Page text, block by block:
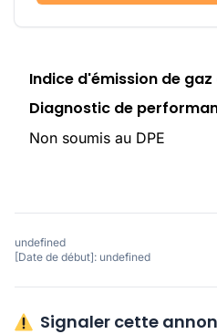
Indice d'émission de
Diagnostic de
Non soumis au DPE
undefined
[Date de début]: undefined
Signaler cette